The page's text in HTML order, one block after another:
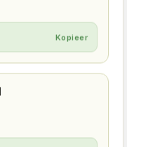
Kopieer
winkelwagen